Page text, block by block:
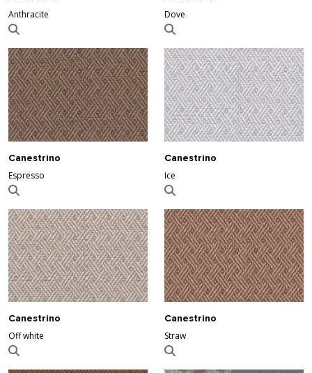
Anthracite Dove
Canestrino
Espresso
Canestrino
Ice
Canestrino
Off white
Canestrino
Straw